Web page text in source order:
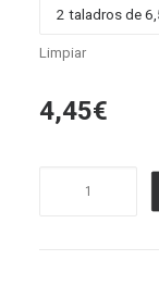
Limpiar
4,45€